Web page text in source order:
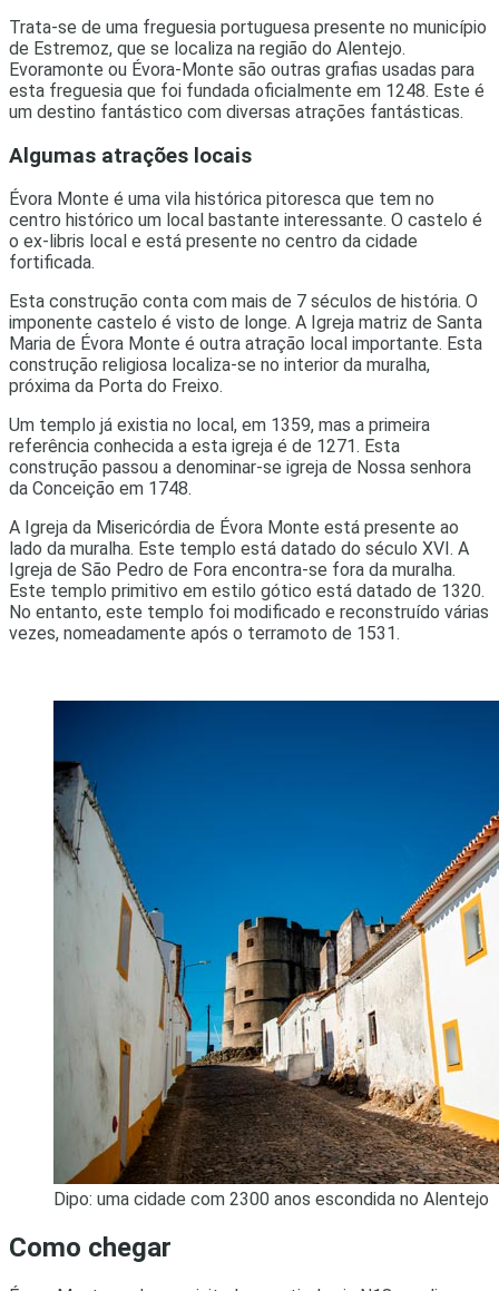
Trata-se de uma freguesia portuguesa presente no município
de Estremoz, que se localiza na região do Alentejo.
Evoramonte ou Évora-Monte são outras grafias usadas para
esta freguesia que foi fundada oficialmente em 1248. Este é
um destino fantástico com diversas atrações fantásticas.
Algumas atrações locais
Évora Monte é uma vila histórica pitoresca que tem no
centro histórico um local bastante interessante. O castelo é
o ex-libris local e está presente no centro da cidade
fortificada.
Esta construção conta com mais de 7 séculos de história. O
imponente castelo é visto de longe. A Igreja matriz de Santa
Maria de Évora Monte é outra atração local importante. Esta
construção religiosa localiza-se no interior da muralha,
próxima da Porta do Freixo.
Um templo já existia no local, em 1359, mas a primeira
referência conhecida a esta igreja é de 1271. Esta
construção passou a denominar-se igreja de Nossa senhora
da Conceição em 1748.
A Igreja da Misericórdia de Évora Monte está presente ao
lado da muralha. Este templo está datado do século XVI. A
Igreja de São Pedro de Fora encontra-se fora da muralha.
Este templo primitivo em estilo gótico está datado de 1320.
No entanto, este templo foi modificado e reconstruído várias
vezes, nomeadamente após o terramoto de 1531.
Dipo: uma cidade com 2300 anos escondida no Alentejo
Como chegar